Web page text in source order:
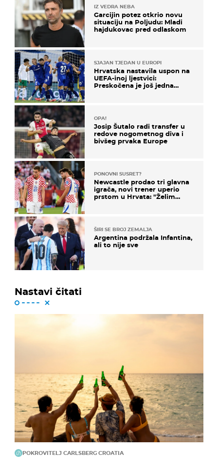
IZ VEDRA NEBA
Garcijin potez otkrio novu
situaciju na Poljudu: Mladi
hajdukovac pred odlaskom
SJAJAN TJEDAN U EUROPI
Hrvatska nastavila uspon na
UEFA-inoj ljestvici:
Preskočena je još jedna
OPA!
Josip Šutalo radi transfer u
redove nogometnog diva i
bivšeg prvaka Europe
PONOVNI SUSRET?
Newcastle prodao tri glavna
igrača, novi trener uperio
prstom u Hrvata: "Želim
ŠIRI SE BROJ ZEMALJA
Argentina podržala Infantina,
ali to nije sve
Nastavi čitati
POKROVITELJ CARLSBERG CROATIA